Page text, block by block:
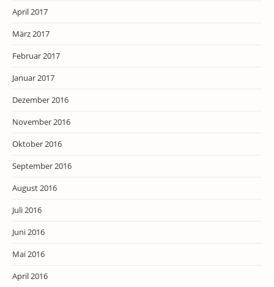
April 2017
März 2017
Februar 2017
Januar 2017
Dezember 2016
November 2016
Oktober 2016
September 2016
August 2016
Juli 2016
Juni 2016
Mai 2016
April 2016